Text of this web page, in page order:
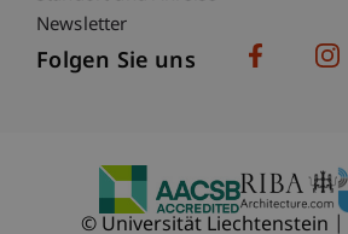
Newsletter
Folgen Sie uns
© Universität Liechtenstein